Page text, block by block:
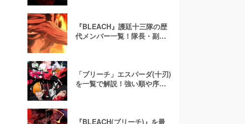
『BLEACH』護廷十三隊の歴
代メンバー一覧！隊長・副隊
「ブリーチ」エスパーダ(十刃)
を一覧で解説！強い順や序
『BLEACH(ブリーチ)』を最